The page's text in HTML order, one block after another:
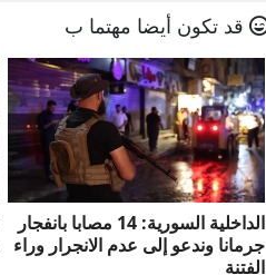
قد تكون أيضا مهتما ب
الداخلية السورية: 14 مصابا بانفجار
جرمانا وندعو إلى عدم الانجرار وراء
الفتنة